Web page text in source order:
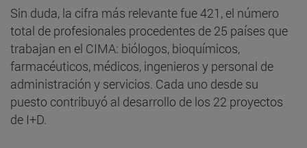
Sin duda, la cifra más relevante fue 421, el número
total de profesionales procedentes de 25 países que
trabajan en el CIMA: biólogos, bioquímicos,
farmacéuticos, médicos, ingenieros y personal de
administración y servicios. Cada uno desde su
puesto contribuyó al desarrollo de los 22 proyectos
de I+D.